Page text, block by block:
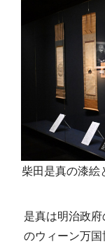
柴田是真の漆絵
是真は明治政府
のウィーン万